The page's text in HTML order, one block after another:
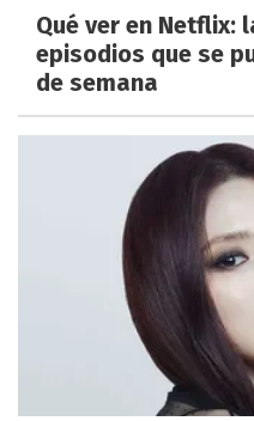
Qué ver en Netflix:
episodios que se
de semana